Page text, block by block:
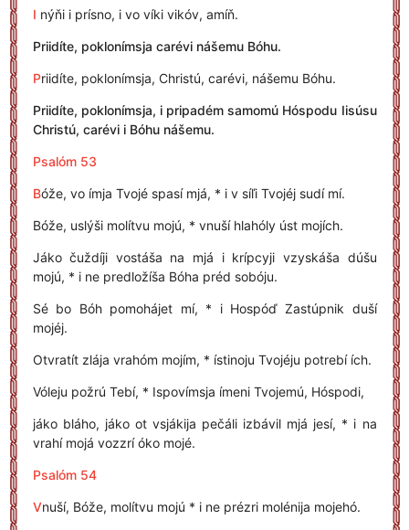
I nýňi i prísno, i vo víki vikóv, amíň.
Priidíte, poklonímsja carévi nášemu Bóhu.
Priidíte, poklonímsja, Christú, carévi, nášemu Bóhu.
Priidíte, poklonímsja, i pripadém samomú Hóspodu Iisúsu
Christú, carévi i Bóhu nášemu.
Psalóm 53
Bóže, vo ímja Tvojé spasí mjá, * i v síľi Tvojéj sudí mí.
Bóže, uslýši molítvu mojú, * vnuší hlahóly úst mojích.
Jáko čuždíji vostáša na mjá i krípcyji vzyskáša dúšu
mojú, * i ne predložíša Bóha préd sobóju.
Sé bo Bóh pomohájet mí, * i Hospóď Zastúpnik duší
mojéj.
Otvratít zlája vrahóm mojím, * ístinoju Tvojéju potrebí ích.
Vóleju požrú Tebí, * Ispovímsja ímeni Tvojemú, Hóspodi,
jáko bláho, jáko ot vsjákija pečáli izbávil mjá jesí, * i na
vrahí mojá vozzrí óko mojé.
Psalóm 54
Vnuší, Bóže, molítvu mojú * i ne prézri molénija mojehó.